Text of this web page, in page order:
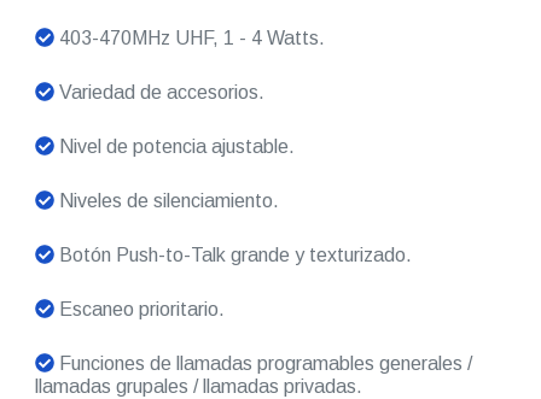
403-470MHz UHF, 1 - 4 Watts.
Variedad de accesorios.
Nivel de potencia ajustable.
Niveles de silenciamiento.
Botón Push-to-Talk grande y texturizado.
Escaneo prioritario.
Funciones de llamadas programables generales /
llamadas grupales / llamadas privadas.